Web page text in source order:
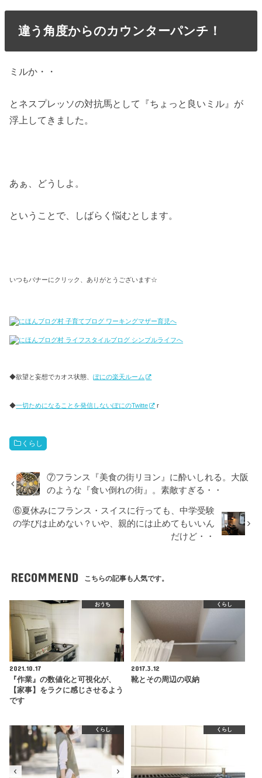
違う角度からのカウンターパンチ！
ミルか・・
とネスプレッソの対抗馬として『ちょっと良いミル』が
浮上してきました。
あぁ、どうしよ。
ということで、しばらく悩むとします。
いつもバナーにクリック、ありがとうございます☆
◆欲望と妄想でカオス状態、ぽにの楽天ルーム
◆一切ためになることを発信しないぽにのTwitte r
くらし
⑦フランス『美食の街リヨン』に酔いしれる。大阪
のような『食い倒れの街』。素敵すぎる・・
⑥夏休みにフランス・スイスに行っても、中学受験
の学びは止めない？いや、親的には止めてもいいん
だけど・・
RECOMMEND こちらの記事も人気です。
おうち
2021.10.17
『作業』の数値化と可視化が、
【家事】をラクに感じさせるよう
です
くらし
2017.3.12
靴とその周辺の収納
くらし くらし